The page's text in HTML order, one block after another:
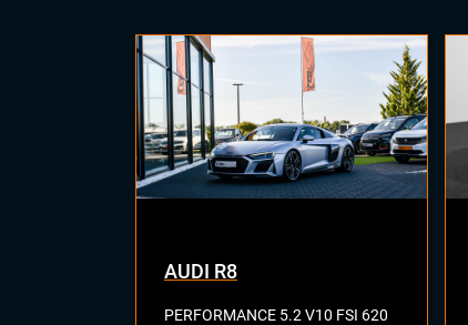
AUDI R8
PERFORMANCE 5.2 V10 FSI 620